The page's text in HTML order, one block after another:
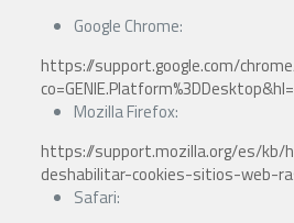
Google Chrome:
https://support.google.com/
Mozilla Firefox:
https://support.mozilla.org/es/kb/
deshabilitar-cookies-sitios-web-
Safari: